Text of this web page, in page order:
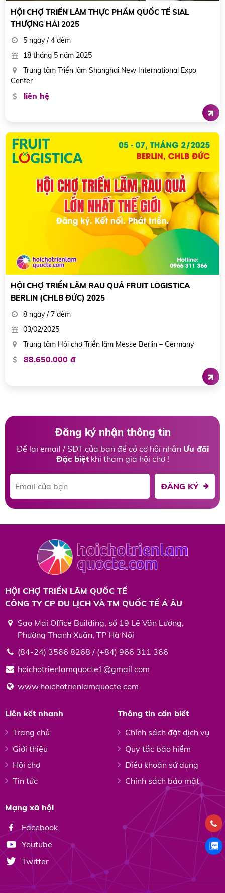
HỘI CHỢ TRIỂN LÃM THỰC PHẨM QUỐC TẾ SIAL
THƯỢNG HẢI 2025
5 ngày / 4 đêm
18 tháng 5 năm 2025
Trung tâm Triển lãm Shanghai New International Expo
Center
liên hệ
HỘI CHỢ TRIỂN LÃM RAU QUẢ FRUIT LOGISTICA
BERLIN (CHLB ĐỨC) 2025
8 ngày / 7 đêm
03/02/2025
Trung tâm Hội chợ Triển lãm Messe Berlin – Germany
88.650.000 đ
Đăng ký nhận thông tin
Để lại email / SĐT của bạn để có cơ hội nhận Ưu đãi
Đặc biệtkhi tham gia hội chợ !
ĐĂNG KÝ
HỘI CHỢ TRIỂN LÃM QUỐC TẾ
CÔNG TY CP DU LỊCH VÀ TM QUỐC TẾ Á ÂU
Sao Mai Office Building, số 19 Lê Văn Lương,
Phường Thanh Xuân, TP Hà Nội
(84-24) 3566 8268 / (+84) 966 311 366
hoichotrienlamquocte1@gmail.com
www.hoichotrienlamquocte.com
Liên kết nhanh
Trang chủ
Giới thiệu
Hội chợ
Tin tức
Thông tin cần biết
Chính sách đặt dịch vụ
Quy tắc bảo hiểm
Điều khoản sử dụng
Chính sách bảo mật
Mạng xã hội
Facebook
Youtube
Twitter